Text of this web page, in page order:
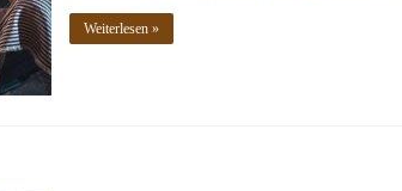
Weiterlesen »